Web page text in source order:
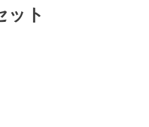
ット